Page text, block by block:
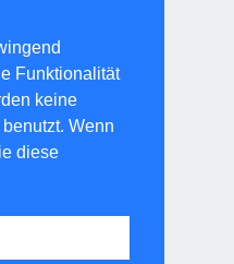
Funktionalität
keine
Wenn
diese